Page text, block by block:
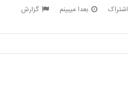
اشتراک بعدا میبینم گزارش